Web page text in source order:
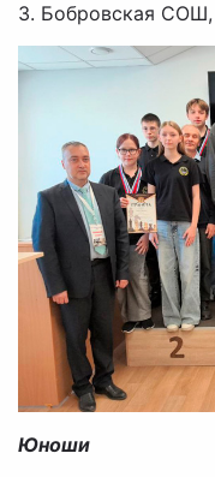
3. Бобровская
Юноши